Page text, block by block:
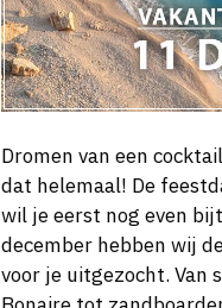
Dromen van een
dat helemaal! De
wil je eerst nog even
december hebben wij
voor je uitgezocht. Van